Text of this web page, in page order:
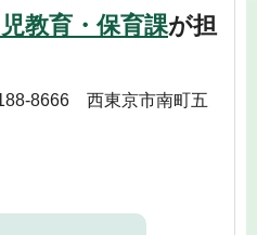
教育・保育課が担
8666 西東京市南町五